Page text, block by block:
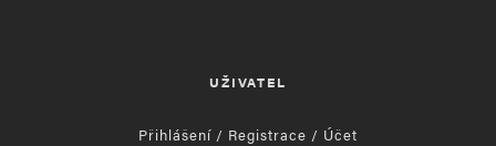
UŽIVATEL
Přihlášení / Registrace / Účet